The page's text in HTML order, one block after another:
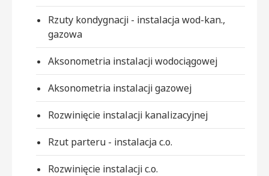
Rzuty kondygnacji - instalacja wod-kan.,
gazowa
Aksonometria instalacji wodociągowej
Aksonometria instalacji gazowej
Rozwinięcie instalacji kanalizacyjnej
Rzut parteru - instalacja c.o.
Rozwinięcie instalacji c.o.